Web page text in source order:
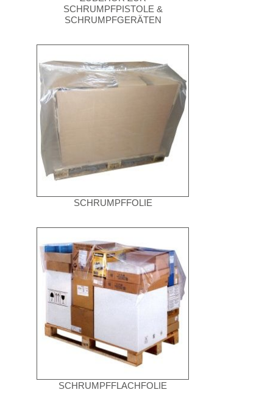
SCHRUMPFPISTOLE &
SCHRUMPFGERÄTEN
SCHRUMPFFOLIE
SCHRUMPFFLACHFOLIE